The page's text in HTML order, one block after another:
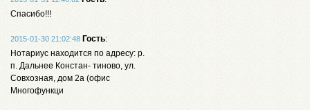
Спасибо!!!
2015-01-30 21:02:48 Гость:
Нотариус находится по адресу: р.
п. Дальнее Констан- тиново, ул.
Совхозная, дом 2а (офис
Многофункци